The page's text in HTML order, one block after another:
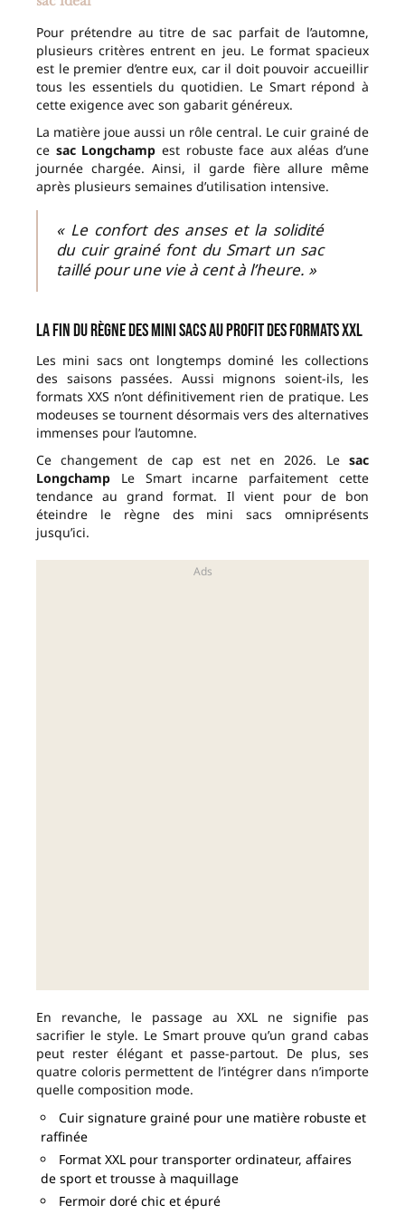
Pour prétendre au titre de sac parfait de l’automne,
plusieurs critères entrent en jeu. Le format spacieux
est le premier d’entre eux, car il doit pouvoir accueillir
tous les essentiels du quotidien. Le Smart répond à
cette exigence avec son gabarit généreux.
La matière joue aussi un rôle central. Le cuir grainé de
ce sac Longchamp est robuste face aux aléas d’une
journée chargée. Ainsi, il garde fière allure même
après plusieurs semaines d’utilisation intensive.
« Le confort des anses et la solidité
du cuir grainé font du Smart un sac
taillé pour une vie à cent à l’heure. »
La fin du règne des mini sacs au profit des formats XXL
Les mini sacs ont longtemps dominé les collections
des saisons passées. Aussi mignons soient-ils, les
formats XXS n’ont définitivement rien de pratique. Les
modeuses se tournent désormais vers des alternatives
immenses pour l’automne.
Ce changement de cap est net en 2026. Le sac
Longchamp Le Smart incarne parfaitement cette
tendance au grand format. Il vient pour de bon
éteindre le règne des mini sacs omniprésents
jusqu’ici.
En revanche, le passage au XXL ne signifie pas
sacrifier le style. Le Smart prouve qu’un grand cabas
peut rester élégant et passe-partout. De plus, ses
quatre coloris permettent de l’intégrer dans n’importe
quelle composition mode.
Cuir signature grainé pour une matière robuste et
raffinée
Format XXL pour transporter ordinateur, affaires
de sport et trousse à maquillage
Fermoir doré chic et épuré